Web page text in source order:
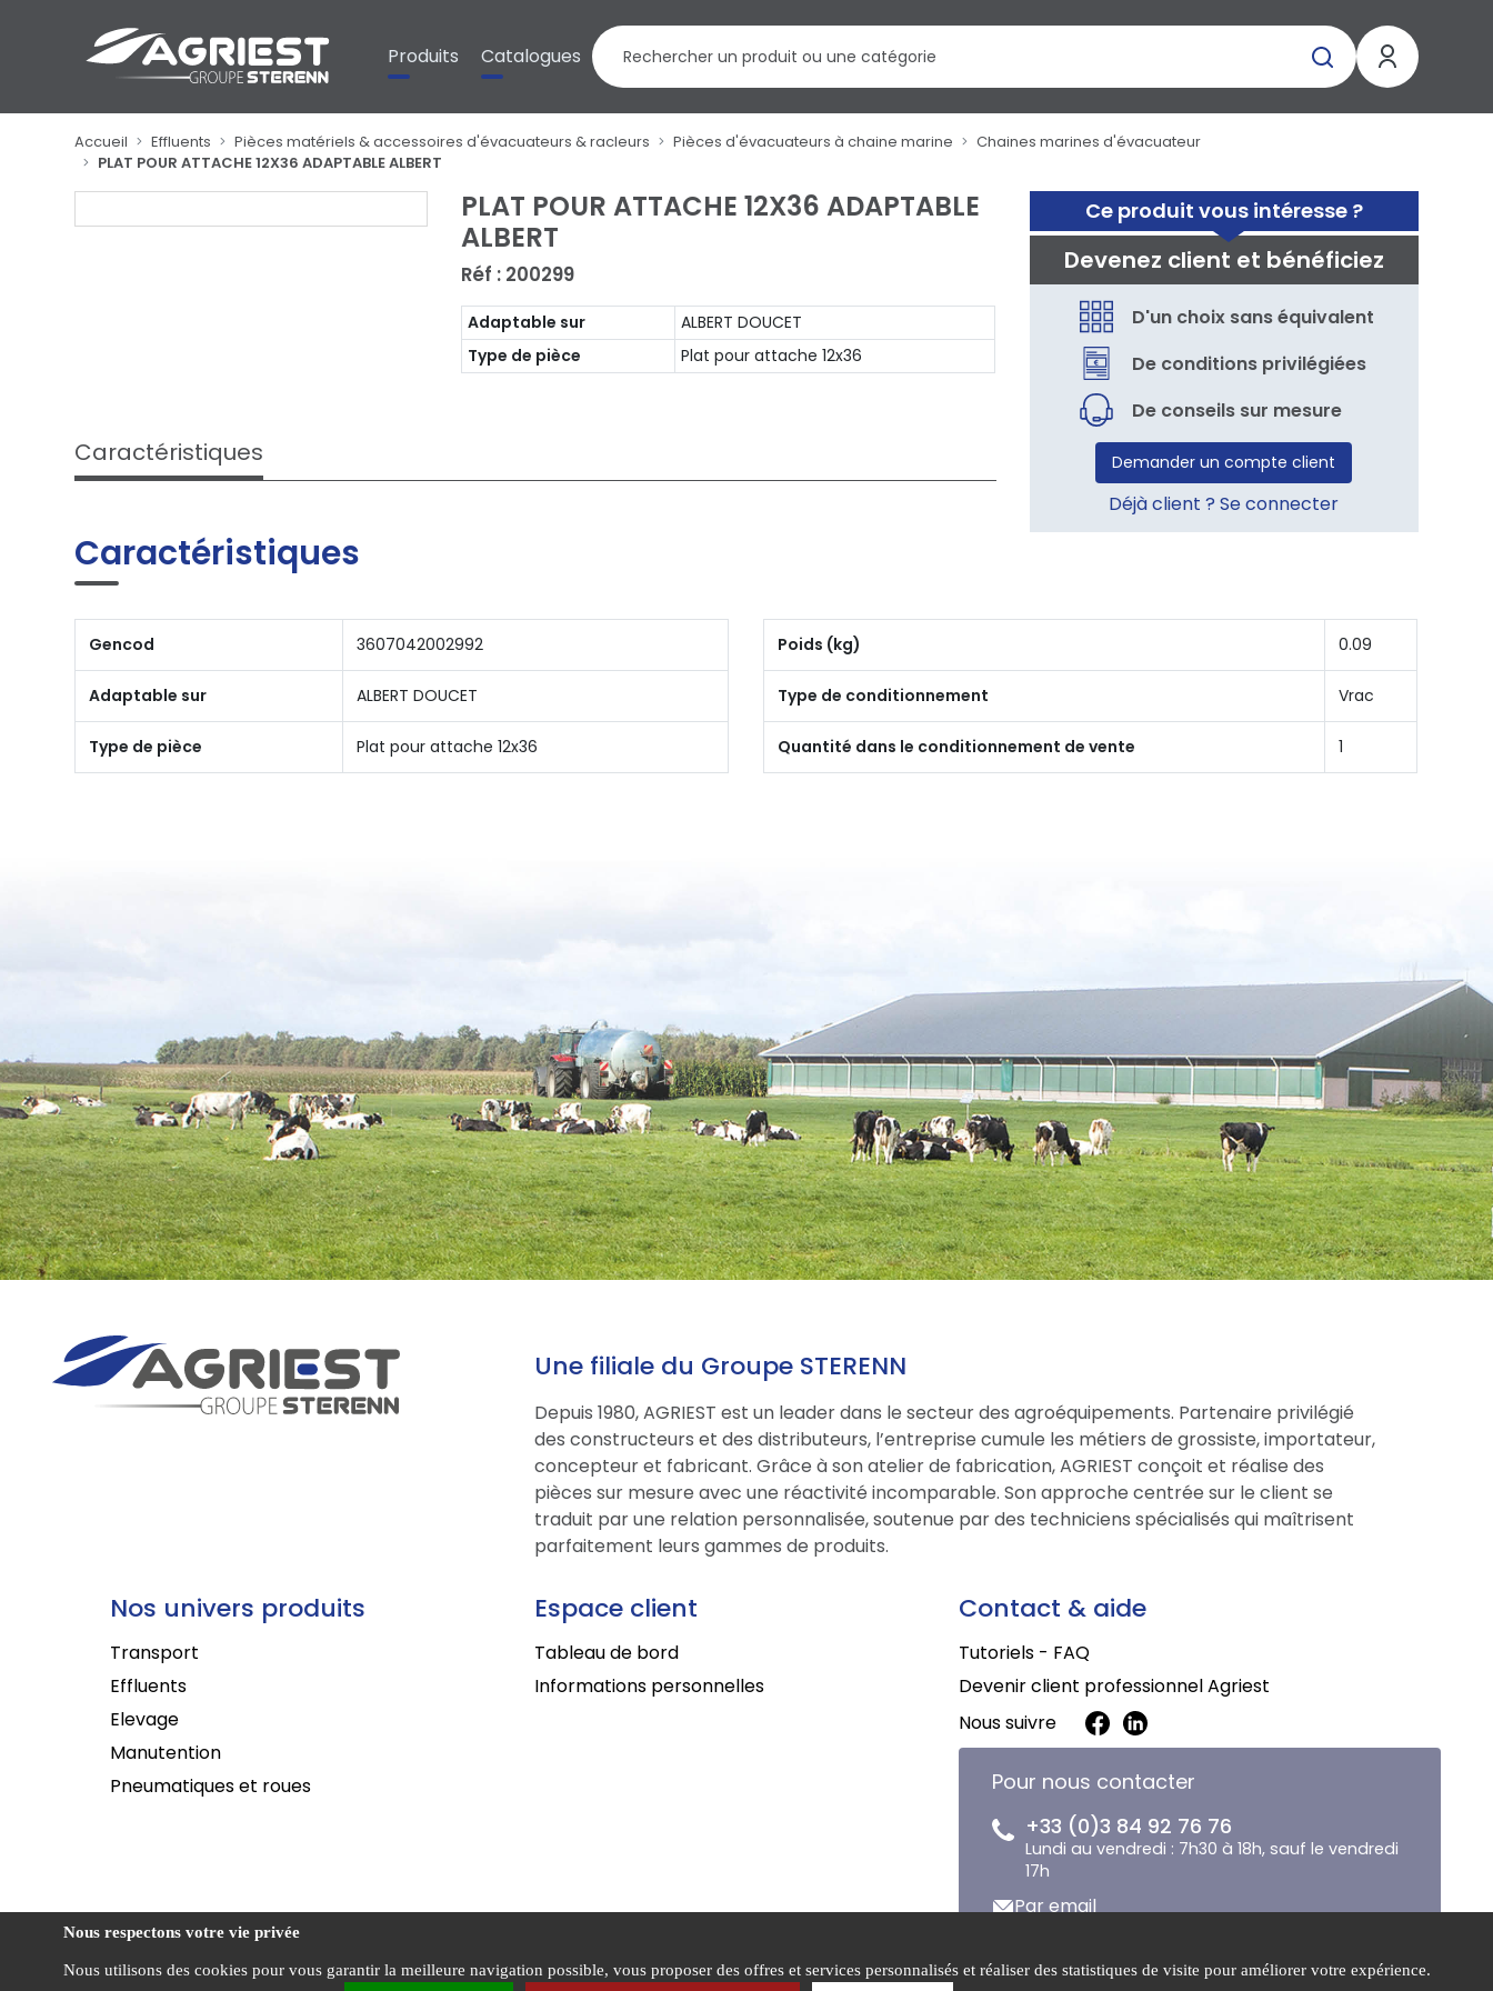
Produits Catalogues
Accueil Effluents Pièces matériels & accessoires d'évacuateurs & racleurs Pièces d'évacuateurs à chaine marine
Chaines marines d'évacuateur
PLAT POUR ATTACHE 12X36 ADAPTABLE ALBERT
Ce produit vous intéresse ?
Devenez client et bénéficiez
D'un choix sans équivalent
De conditions privilégiées
De conseils sur mesure
Demander un compte client
Déjà client ? Se connecter
PLAT POUR ATTACHE 12X36 ADAPTABLE
ALBERT
Réf : 200299
Adaptable sur
ALBERT DOUCET
Type de pièce
Plat pour attache 12x36
Caractéristiques
Caractéristiques
Gencod 3607042002992
Adaptable sur ALBERT DOUCET
Type de pièce Plat pour attache 12x36
Poids (kg) 0.09
Type de conditionnement Vrac
Quantité dans le conditionnement de vente 1
Une filiale du Groupe STERENN
Depuis 1980, AGRIEST est un leader dans le secteur des agroéquipements. Partenaire privilégié
des constructeurs et des distributeurs, l’entreprise cumule les métiers de grossiste, importateur,
concepteur et fabricant. Grâce à son atelier de fabrication, AGRIEST conçoit et réalise des
pièces sur mesure avec une réactivité incomparable. Son approche centrée sur le client se
traduit par une relation personnalisée, soutenue par des techniciens spécialisés qui maîtrisent
parfaitement leurs gammes de produits.
Nos univers produits
Transport
Effluents
Elevage
Manutention
Pneumatiques et roues
Espace client
Tableau de bord
Informations personnelles
Contact & aide
Tutoriels - FAQ
Devenir client professionnel Agriest
Nous suivre
Pour nous contacter
+33 (0)3 84 92 76 76
Lundi au vendredi : 7h30 à 18h, sauf le vendredi
17h
Par email
Agriest © Conditions générales de Mentions Politique de Gestion des
Nous respectons votre vie privée
Nous utilisons des cookies pour vous garantir la meilleure navigation possible, vous proposer des offres et services personnalisés et réaliser des statistiques de visite pour améliorer votre expérience.